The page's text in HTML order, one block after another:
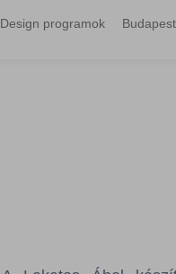
Design programok